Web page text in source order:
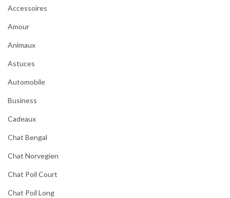
Accessoires
Amour
Animaux
Astuces
Automobile
Business
Cadeaux
Chat Bengal
Chat Norvegien
Chat Poil Court
Chat Poil Long